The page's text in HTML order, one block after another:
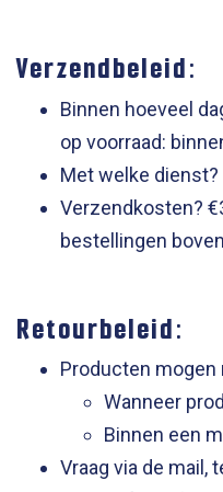
Verzendbeleid:
Binnen hoeveel
op voorraad:
Met welke
Verzendkosten?
bestellingen
Retourbeleid:
Producten mogen
Wanneer
Binnen een
Vraag via de mail,